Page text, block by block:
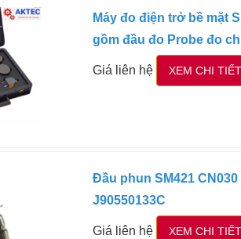
Máy đo điện trở bề mặt
gồm đầu đo Probe đo
Giá liên hệ XEM CHI TIẾT
Đầu phun SM421 CN030
J90550133C
Giá liên hệ XEM CHI TIẾT